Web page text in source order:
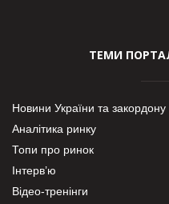
ТЕМИ
Новини України та закордону
Аналітика ринку
Топи про ринок
Інтерв’ю
Відео-тренінги